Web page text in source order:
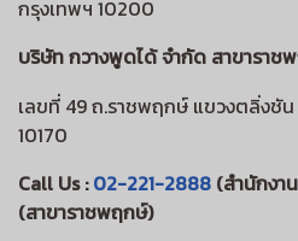
กรุงเทพฯ 10200
บริษัท กวางพูดได้ จำกัด สาขาราช
เลขที่ 49 ถ.ราชพฤกษ์ แขวงตลิ่งชั
10170
Call Us :02-221-2888 (สำนักงา
(สาขาราชพฤกษ์)